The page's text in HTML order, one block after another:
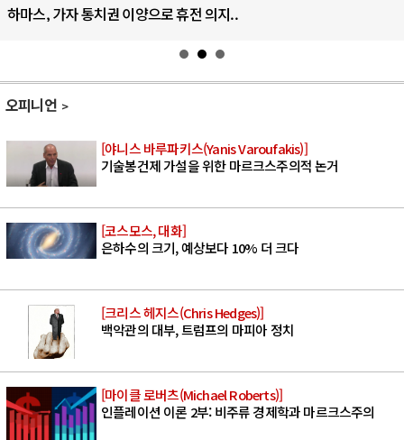
하마스, 가자 통치권 이양으로 휴전 의지..
오피니언
[야니스 바루파키스(Yanis Varoufakis)]
기술봉건제 가설을 위한 마르크스주의적 논거
[코스모스, 대화]
은하수의 크기, 예상보다 10% 더 크다
[크리스 헤지스(Chris Hedges)]
백악관의 대부, 트럼프의 마피아 정치
[마이클 로버츠(Michael Roberts)]
인플레이션 이론 2부: 비주류 경제학과 마르크스주의